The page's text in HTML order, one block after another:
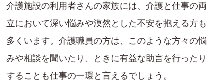
介護施設の利用者さんの家族には、介護と仕事の両
立において深い悩みや漠然とした不安を抱える方も
多くいます。介護職員の方は、このような方々の悩
みや相談を聞いたり、ときに有益な助言を行ったり
することも仕事の一環と言えるでしょう。